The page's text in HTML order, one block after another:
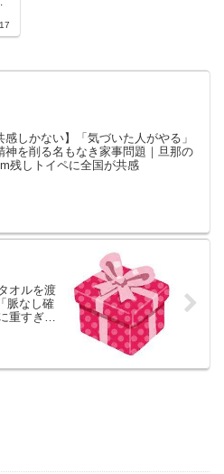
け
感しかない】「気づいた人がやる」
神を削る名もなき家事問題｜旦那の
残しトイペに全国が共感
オルを渡
脈なし確
重すぎ」